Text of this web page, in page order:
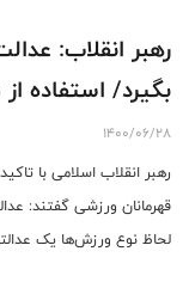
رهبر انقلاب:
بگیرد/ استفاده
1400/06/28
رهبر انقلاب اسلامی با
قهرمانان ورزشی گفتند:
لحاظ نوع ورزش‌ها یک